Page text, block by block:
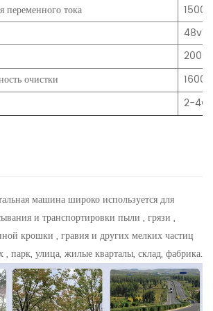
переменного тока
1500
очистки
2-4ч
машина широко используется для
и транспортировки пыли , грязи ,
крошки , гравия и других мелких частиц
, парк, улица, жилые кварталы, склад, фабрика.